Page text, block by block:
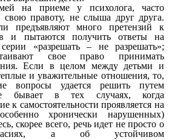
на приеме у психолога, часто
свою правоту, не слыша друг друга.
предъявляют много претензий к
и пытаются получить ответы на
«разрешать – не разрешать»;
свое право принимать
Если в целом между детьми и
и уважительные отношения, то,
вопросы удается решить путем
бывает в тех случаях, когда
к самостоятельности проявляется на
хронически нарушенных)
скорее всего, речь идет не просто о
а об устойчивом